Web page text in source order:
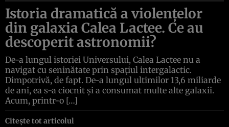
Istoria dramatică a violențelor
din galaxia Calea Lactee. Ce au
descoperit astronomii?
De-a lungul istoriei Universului, Calea Lactee nu a
navigat cu seninătate prin spațiul intergalactic.
Dimpotrivă, de fapt. De-a lungul ultimilor 13,6 miliarde
de ani, ea s-a ciocnit și a consumat multe alte galaxii.
Acum, printr-o […]
Citește tot articolul